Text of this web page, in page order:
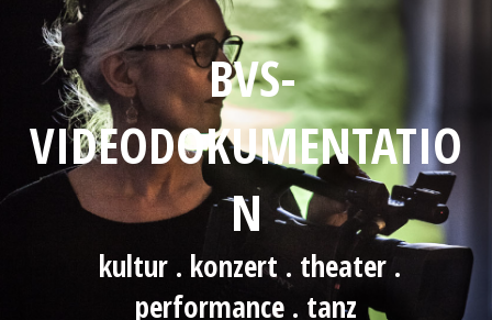
BVS-
VIDEODOKUMENTATIO
N
kultur . konzert . theater .
performance . tanz